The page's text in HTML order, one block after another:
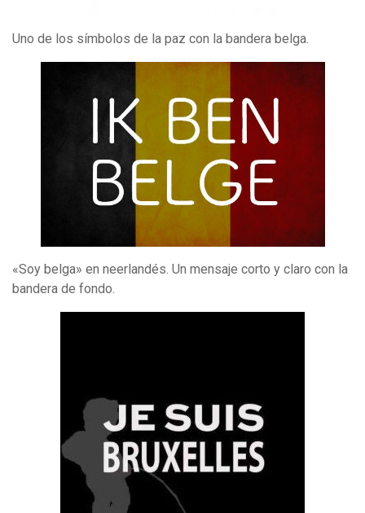
Uno de los símbolos de la paz con la bandera belga.
«Soy belga» en neerlandés. Un mensaje corto y claro con la
bandera de fondo.